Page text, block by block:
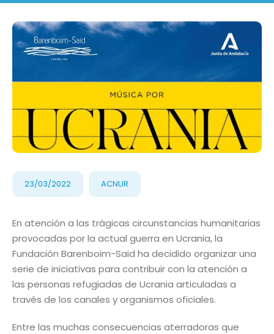
23/03/2022 ACNUR
En atención a las trágicas circunstancias humanitarias
provocadas por la actual guerra en Ucrania, la
Fundación Barenboim-Said ha decidido organizar una
serie de iniciativas para contribuir con la atención a
las personas refugiadas de Ucrania articuladas a
través de los canales y organismos oficiales.
Entre las muchas consecuencias aterradoras que